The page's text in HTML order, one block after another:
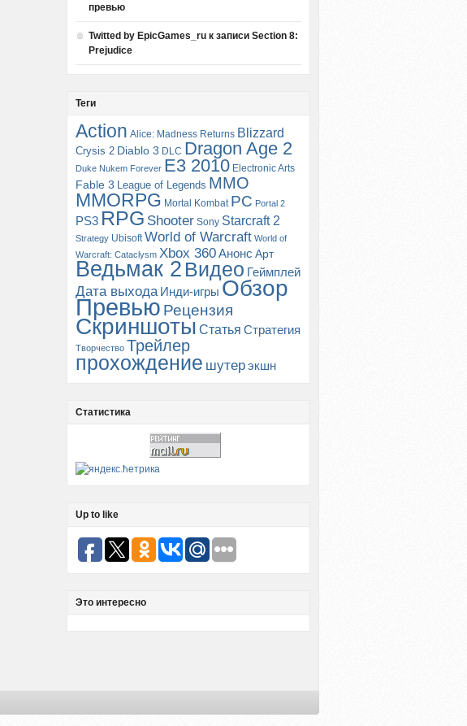
превью
Twitted by EpicGames_ru к записи Section 8:
Prejudice
Теги
Action Alice: Madness Returns Blizzard
Crysis 2 Diablo 3 DLC Dragon Age 2
Duke Nukem Forever E3 2010 Electronic Arts
Fable 3 League of Legends MMO
MMORPG Mortal Kombat PC Portal 2
PS3 RPG Shooter Sony Starcraft 2
Strategy Ubisoft World of Warcraft World of
Warcraft: Cataclysm Xbox 360Анонс Арт
Ведьмак 2 Видео Геймплей
Дата выхода Инди-игры Обзор
Превью Рецензия
Скриншоты Статья Стратегия
Творчество Трейлер
прохождение шутерэкшн
Статистика
Up to like
Это интересно